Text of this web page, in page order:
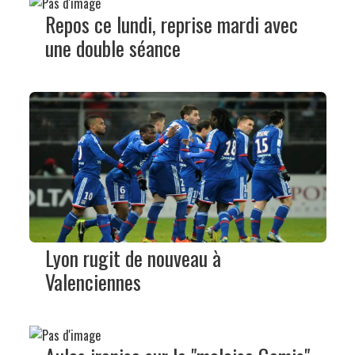
Repos ce lundi, reprise mardi avec
une double séance
Lyon rugit de nouveau à
Valenciennes